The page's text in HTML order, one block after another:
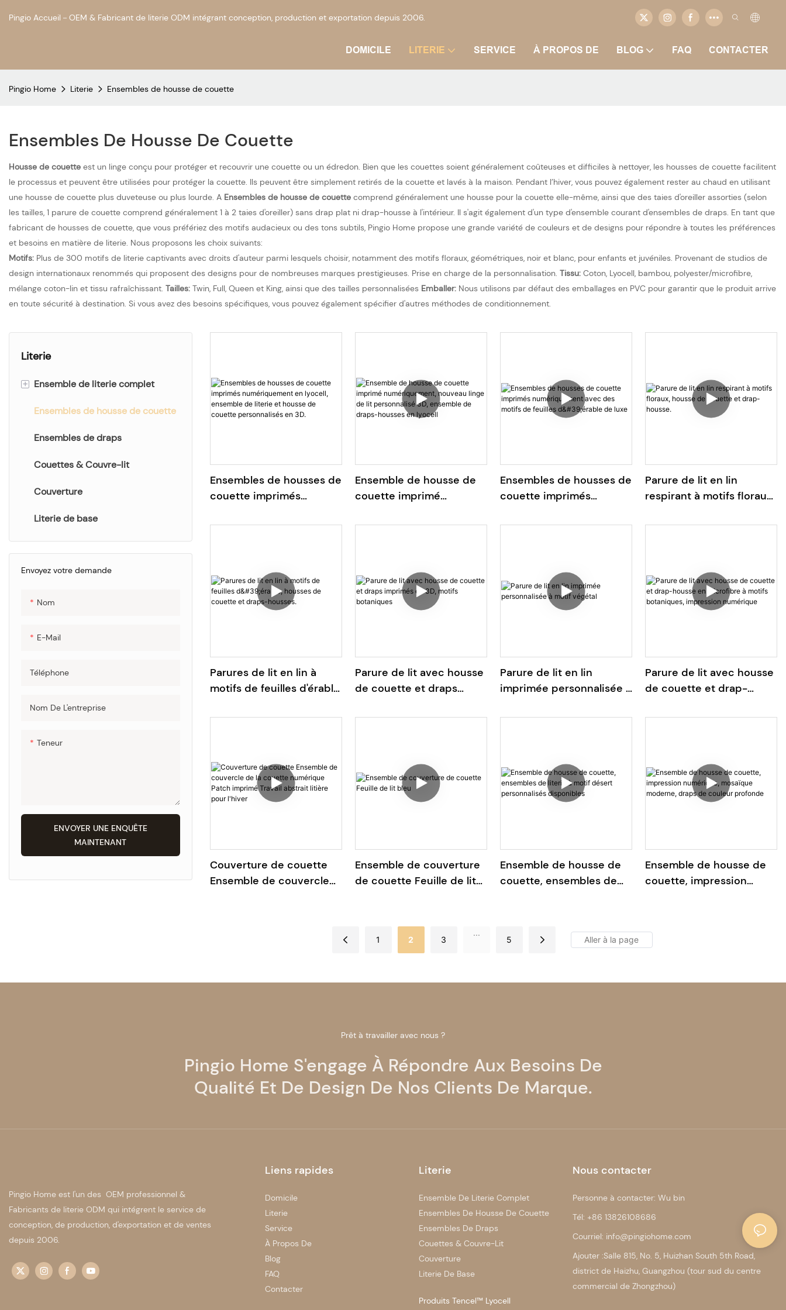
Pingio Accueil－OEM & Fabricant de literie ODM intégrant conception, production et exportation depuis 2006.
DOMICILE LITERIE SERVICE À PROPOS DE BLOG FAQ CONTACTER
Pingio Home Literie Ensembles de housse de couette
Ensembles De Housse De Couette
Housse de couette est un linge conçu pour protéger et recouvrir une couette ou un édredon. Bien que les couettes soient généralement coûteuses et difficiles à nettoyer, les housses de couette facilitent
le processus et peuvent être utilisées pour protéger la couette. Ils peuvent être simplement retirés de la couette et lavés à la maison. Pendant l’hiver, vous pouvez également rester au chaud en utilisant
une housse de couette plus duveteuse ou plus lourde. A Ensembles de housse de couette comprend généralement une housse pour la couette elle-même, ainsi que des taies d'oreiller assorties (selon
les tailles, 1 parure de couette comprend généralement 1 à 2 taies d'oreiller) sans drap plat ni drap-housse à l'intérieur. Il s'agit également d'un type d'ensemble courant d'ensembles de draps. En tant que
fabricant de housses de couette, que vous préfériez des motifs audacieux ou des tons subtils, Pingio Home propose une grande variété de couleurs et de designs pour répondre à toutes les préférences
et besoins en matière de literie. Nous proposons les choix suivants:
Motifs: Plus de 300 motifs de literie captivants avec droits d'auteur parmi lesquels choisir, notamment des motifs floraux, géométriques, noir et blanc, pour enfants et juvéniles. Provenant de studios de
design internationaux renommés qui proposent des designs pour de nombreuses marques prestigieuses. Prise en charge de la personnalisation. Tissu: Coton, Lyocell, bambou, polyester/microfibre,
mélange coton-lin et tissu rafraîchissant. Tailles: Twin, Full, Queen et King, ainsi que des tailles personnalisées Emballer: Nous utilisons par défaut des emballages en PVC pour garantir que le produit arrive
en toute sécurité à destination. Si vous avez des besoins spécifiques, vous pouvez également spécifier d'autres méthodes de conditionnement.
Literie
+ Ensemble de literie complet
Ensemble de literie d'impression
Ensemble de literie uni
Parure de lit brodée Jacquard &
Ensembles de housse de couette
Ensembles de draps
Couettes & Couvre-lit
Couverture
Literie de base
Envoyez votre demande
Nom
E-Mail
Téléphone
Nom De L'entreprise
Teneur
ENVOYER UNE ENQUÊTE
MAINTENANT
Ensembles de housses de
couette imprimés
lyocell, ensemble de
3D.
Ensemble de housse de
couette imprimé
linge de lit personnalisé
Ensembles de housses de
couette imprimés
motifs de feuilles d'érable
Parure de lit en lin
respirant à motifs floraux,
drap-housse.
Parures de lit en lin à
motifs de feuilles d'érable,
draps-housses.
Parure de lit avec housse
de couette et draps
botaniques
Parure de lit en lin
imprimée personnalisée à
Parure de lit avec housse
de couette et drap-
motifs botaniques,
Couverture de couette
Ensemble de couvercle
Ensemble de couverture
de couette Feuille de lit
Ensemble de housse de
couette, ensembles de
Ensemble de housse de
couette, impression
couleur profonde
1 2 3
...
5
Prêt à travailler avec nous ?
Pingio Home S'engage À Répondre Aux Besoins De
Qualité Et De Design De Nos Clients De Marque.
Pingio Home est l'un des OEM professionnel &
Fabricants de literie ODM qui intégrent le service de
conception, de production, d'exportation et de ventes
depuis 2006.
Liens rapides
Domicile
Literie
Service
À Propos De
Blog
FAQ
Contacter
Literie
Ensemble De Literie Complet
Ensembles De Housse De Couette
Ensembles De Draps
Couettes & Couvre-Lit
Couverture
Literie De Base
Produits Tencel™ Lyocell
Nous contacter
Personne à contacter: Wu bin
Tél: +86 13826108686
Courriel: info@pingiohome.com
Ajouter :Salle 815, No. 5, Huizhan South 5th Road,
district de Haizhu, Guangzhou (tour sud du centre
commercial de Zhongzhou)